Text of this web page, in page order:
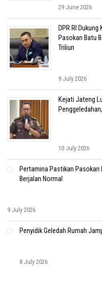
29 June 2026
DPR RI
Pasokan Batu
Triliun
9 July 2026
Kejati Jateng
10 July 2026
Pertamina Pastikan Pasokan
Berjalan Normal
9 July 2026
Penyidik Geledah Rumah
8 July 2026